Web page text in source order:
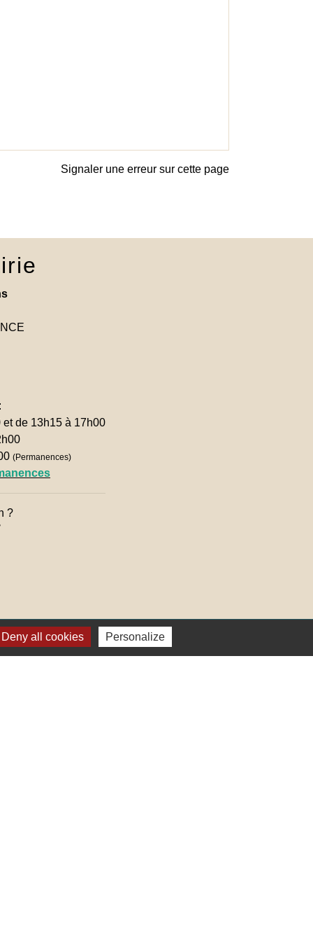
Signaler une erreur sur cette page
et de 13h15 à 17h00
(Permanences)
?
Deny all cookies Personalize